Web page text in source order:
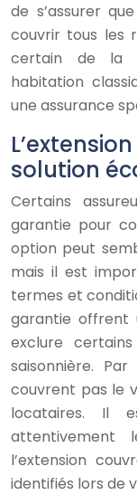
de s’assurer
couvrir tous les
certain de la
habitation
une assurance
solution
Certains
garantie pour
option peut
mais il est
termes et
garantie offrent
exclure
saisonnière.
couvrent pas le
locataires. Il
attentivement
l’extension
identifiés lors de